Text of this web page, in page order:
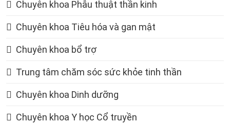
Chuyên khoa Phẫu thuật thần kinh
Chuyên khoa Tiêu hóa và gan mật
Chuyên khoa bổ trợ
Trung tâm chăm sóc sức khỏe tinh thần
Chuyên khoa Dinh dưỡng
Chuyên khoa Y học Cổ truyền